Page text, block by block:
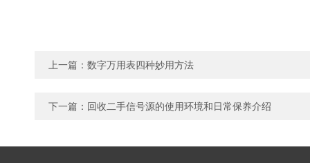
上一篇： 数字万用表四种妙用方法
下一篇： 回收二手信号源的使用环境和日常保养介绍